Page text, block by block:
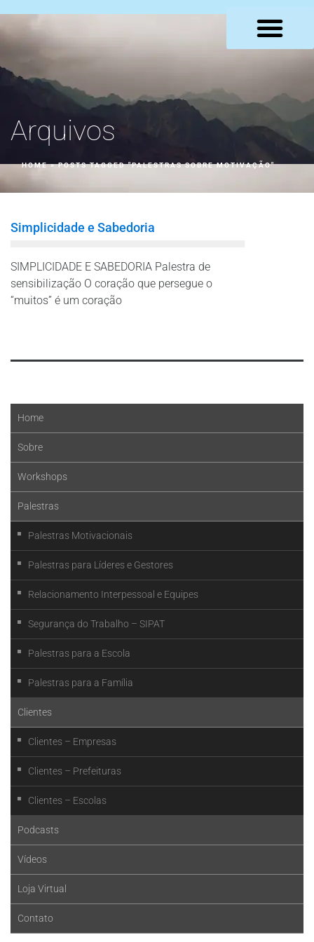
Arquivos
HOME»POSTS TAGGED "PALESTRAS SOBRE MOTIVAÇÃO"
Simplicidade e Sabedoria
SIMPLICIDADE E SABEDORIA Palestra de
sensibilização O coração que persegue o
“muitos” é um coração
Home
Sobre
Workshops
Palestras
Palestras Motivacionais
Palestras para Líderes e Gestores
Relacionamento Interpessoal e Equipes
Segurança do Trabalho – SIPAT
Palestras para a Escola
Palestras para a Família
Clientes
Clientes – Empresas
Clientes – Prefeituras
Clientes – Escolas
Podcasts
Vídeos
Loja Virtual
Contato